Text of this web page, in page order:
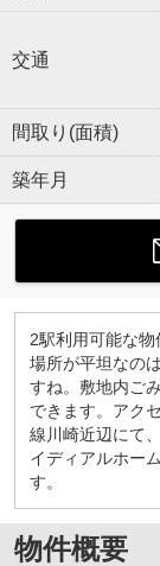
交通
間取り(面積)
築年月
2駅利用可能な物
場所が平坦なの
すね。敷地内ご
できます。アク
線川崎近辺にて
イディアルホー
す。
物件概要